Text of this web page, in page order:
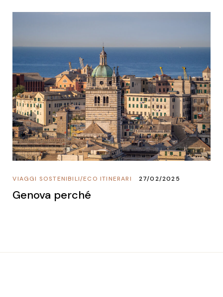
ECO ITINERARI
/
VIAGGI SOSTENIBILI 27/02/2025
Genova perché